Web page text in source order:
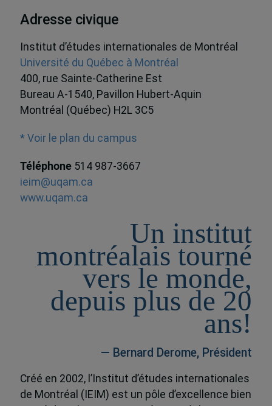
Adresse civique
Institut d’études internationales de Montréal
Université du Québec à Montréal
400, rue Sainte-Catherine Est
Bureau A-1540, Pavillon Hubert-Aquin
Montréal (Québec) H2L 3C5
* Voir le plan du campus
Téléphone 514 987-3667
ieim@uqam.ca
www.uqam.ca
Un institut
montréalais tourné
vers le monde,
depuis plus de 20
ans!
— Bernard Derome, Président
Créé en 2002, l’Institut d’études internationales
de Montréal (IEIM) est un pôle d’excellence bien